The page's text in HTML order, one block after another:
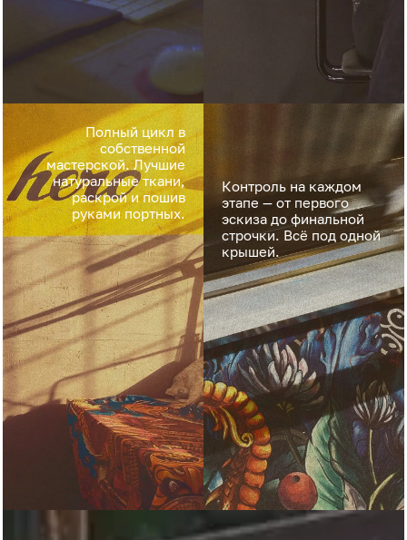
Полный цикл в
собственной
мастерской. Лучшие
натуральные ткани,
раскрой и пошив
руками портных.
Контроль на каждом
этапе — от первого
эскиза до финальной
строчки. Всё под одной
крышей.